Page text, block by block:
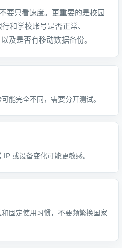
要只看速度。更重要的是校园
和学校账号是否正常、
及是否有移动数据备份。
能完全不同，需要分开测试。
或设备变化可能更敏感。
固定使用习惯，不要频繁换国家